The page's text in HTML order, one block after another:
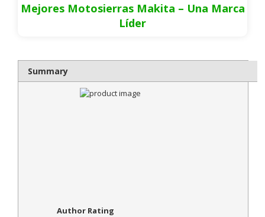
Mejores Motosierras Makita – Una Marca
Líder
Summary
Author Rating